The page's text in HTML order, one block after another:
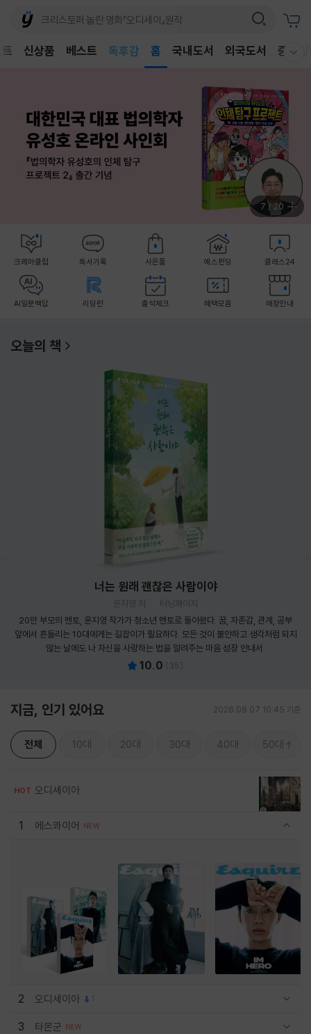
신상품 베스트
독후감
홈 국내도서 외국도서 중고샵
8 / 20
크레마클럽 독서기록 사은품 예스펀딩 클래스24
AI일문백답 리딩런 출석체크 혜택모음 매장안내
오늘의 책
너는 원래 괜찮은 사람이야
윤지영 저
터닝페이지
20만 부모의 멘토, 윤지영 작가가 청소년 멘토로 돌아왔다. 꿈, 자존감, 관계, 공부
앞에서 흔들리는 10대에게는 길잡이가 필요하다. 모든 것이 불안하고 생각처럼 되지
않는 날에도 나 자신을 사랑하는 법을 알려주는 마음 성장 안내서.
10.0 ( 35 )
지금, 인기 있어요 2026.08.07 10:45 기준
전체 10대 20대 30대 40대 50대
HOT 오디세이아
1 에스콰이어
2 오디세이아 1
3 타몬군